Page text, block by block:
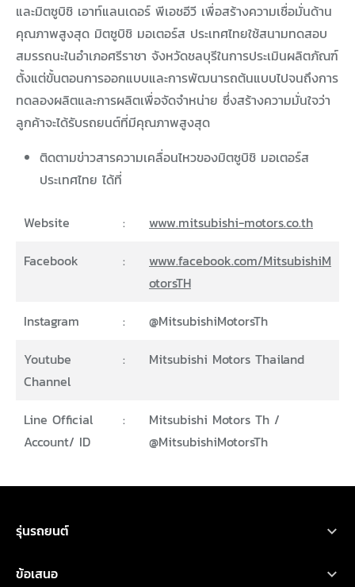
และมิตซูบิชิ เอาท์แลนเดอร์ พีเอชอีวี เพื่อสร้างความเชื่อมั่นด้าน
คุณภาพสูงสุด มิตซูบิชิ มอเตอร์ส ประเทศไทยใช้สนามทดสอบ
สมรรถนะในอำเภอศรีราชา จังหวัดชลบุรีในการประเมินผลิตภัณฑ์
ตั้งแต่ขั้นตอนการออกแบบและการพัฒนารถต้นแบบไปจนถึงการ
ทดลองผลิตและการผลิตเพื่อจัดจำหน่าย ซึ่งสร้างความมั่นใจว่า
ลูกค้าจะได้รับรถยนต์ที่มีคุณภาพสูงสุด
ติดตามข่าวสารความเคลื่อนไหวของมิตซูบิชิ มอเตอร์ส
ประเทศไทย ได้ที่
Website :
www.mitsubishi-motors.co.th
Facebook
:
www.facebook.com/MitsubishiM
otorsTH
Instagram
:
@MitsubishiMotorsTh
Youtube
Channel
: Mitsubishi Motors Thailand
Line Official
Account/ ID
:
Mitsubishi Motors Th /
@MitsubishiMotorsTh
รุ่นรถยนต์
ข้อเสนอ